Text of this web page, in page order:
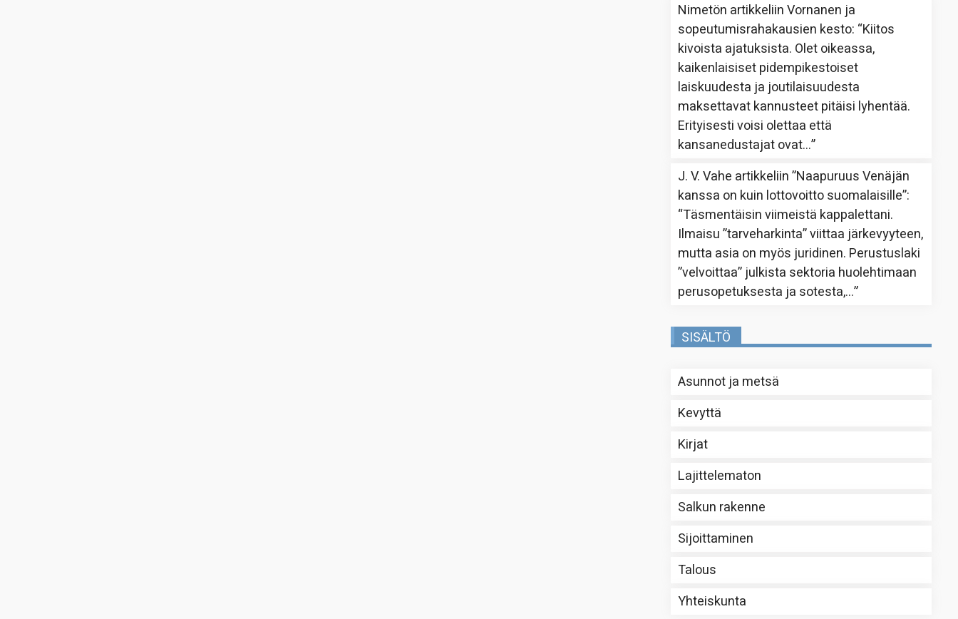
Nimetön artikkeliinVornanen ja
sopeutumisrahakausien kesto: “Kiitos
kivoista ajatuksista. Olet oikeassa,
kaikenlaisiset pidempikestoiset
laiskuudesta ja joutilaisuudesta
maksettavat kannusteet pitäisi lyhentää.
Erityisesti voisi olettaa että
kansanedustajat ovat…”
J. V. Vahe artikkeliin”Naapuruus Venäjän
kanssa on kuin lottovoitto suomalaisille”:
“Täsmentäisin viimeistä kappalettani.
Ilmaisu ”tarveharkinta” viittaa järkevyyteen,
mutta asia on myös juridinen. Perustuslaki
”velvoittaa” julkista sektoria huolehtimaan
perusopetuksesta ja sotesta,…”
SISÄLTÖ
Asunnot ja metsä
Kevyttä
Kirjat
Lajittelematon
Salkun rakenne
Sijoittaminen
Talous
Yhteiskunta